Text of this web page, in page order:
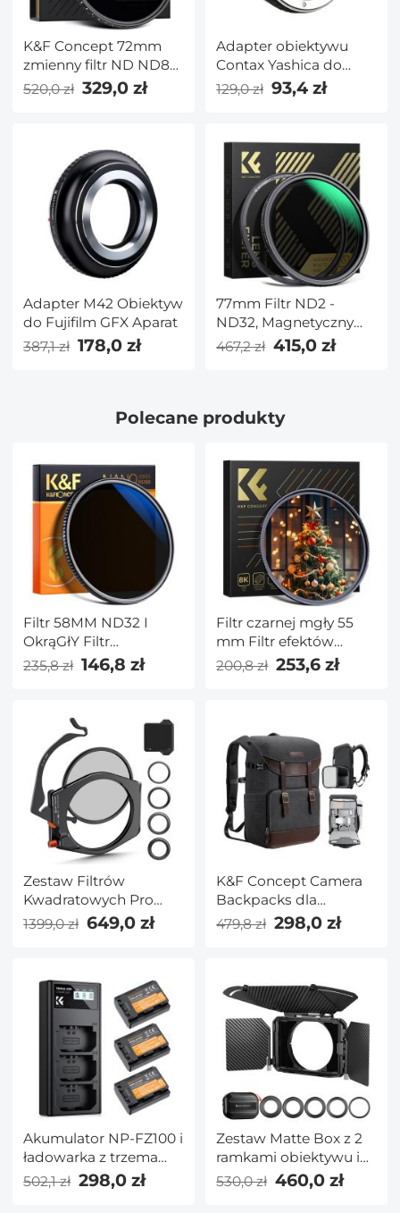
K&F Concept 72mm
zmienny filtr ND ND8-
ND128 (3-7 Stop) HD
hydrofobowy filtr VND
520,0 zł 329,0 zł
Adapter obiektywu
Contax Yashica do
adaptera mocowania
obiektywu M43 MFT
K&F Concept M14121
129,0 zł 93,4 zł
Adapter M42 Obiektyw
do Fujifilm GFX Aparat
387,1 zł 178,0 zł
77mm Filtr ND2 -
ND32, Magnetyczny
Adapterring, Nano-X
Seria
467,2 zł 415,0 zł
Polecane produkty
Filtr 58MM ND32 I
OkrąGłY Filtr
Polaryzacyjny CPL 2 W
Ultra Przezroczysty,
Wodoodporny,
Odporny NA
Zarysowania
235,8 zł 146,8 zł
Filtr czarnej mgły 55
mm Filtr efektów
specjalnych 1/4 Ultra
odporną na
zarysowania i
antyrefleksyjną serią
Nano-X
200,8 zł 253,6 zł
Zestaw Filtrów
Kwadratowych Pro
ND1000 + 95mm CPL +
4 Pierścienie Pośrednie
1399,0 zł 649,0 zł
K&F Concept Camera
Backpacks dla
fotografów Torba
podróżna na statyw,
pokrowcem
przeciwdeszczowym
Wodoodporne
wielofunkcyjne torby
na aparaty cyfrowe
Dslr w kolorze czarnym
479,8 zł 298,0 zł
Akumulator NP-FZ100 i
ładowarka z trzema
gniazdami, 3-pak
zapasowych
502,1 zł 298,0 zł
Zestaw Matte Box z 2
ramkami obiektywu i
adapterem
67/72/77/82/95 mm,
530,0 zł 460,0 zł